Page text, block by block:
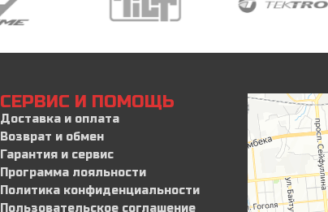
СЕРВИС И ПОМОЩЬ
Доставка и оплата
Возврат и обмен
Гарантия и сервис
Программа лояльности
Политика конфиденциальности
Пользовательское соглашение